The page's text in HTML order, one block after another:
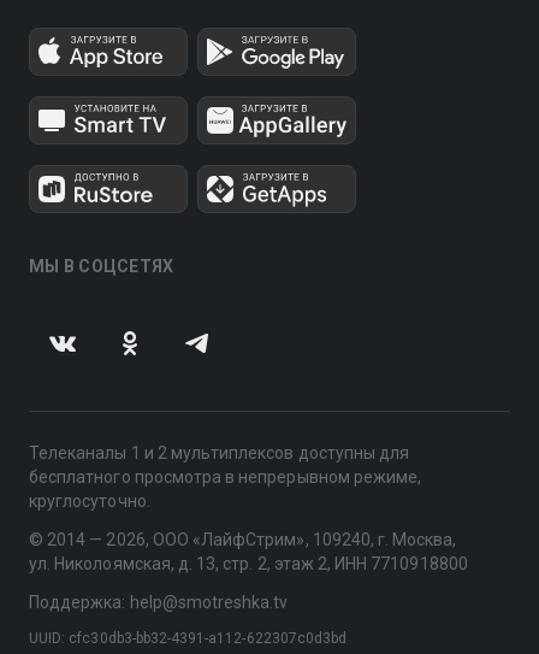
МЫ В СОЦСЕТЯХ
Телеканалы 1 и 2 мультиплексов доступны для
бесплатного просмотра в непрерывном режиме,
круглосуточно.
© 2014 — 2026, ООО «ЛайфСтрим», 109240, г. Москва,
ул. Николоямская, д. 13, стр. 2, этаж 2, ИНН 7710918800
Поддержка: help@smotreshka.tv
UUID: cfc30db3-bb32-4391-a112-622307c0d3bd